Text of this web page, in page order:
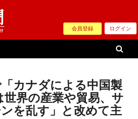
会員登録 ログイン
カナダによる中国製
世界の産業や貿易、サ
を乱す」と改めて主